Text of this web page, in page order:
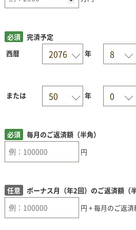
必須
完済予定
西暦
年
または 年
必須
毎月のご返済額（半角）
円
任意
ボーナス月（年2回）のご返済額（半
円 + 毎月のご返済